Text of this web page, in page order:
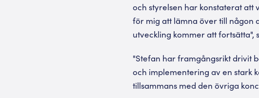
och styrelsen har konstaterat
för mig att lämna över till någon
utveckling kommer att fortsätta",
"Stefan har framgångsrikt drivit
och implementering av en stark
tillsammans med den övriga